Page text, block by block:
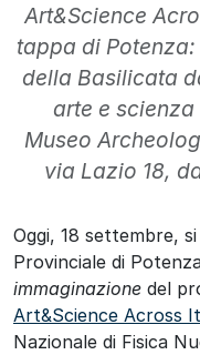
Art&Science
tappa di
della Basilicata
arte e
Museo
via Lazio 18,
Oggi, 18 settembre,
Provinciale di
immaginazione del
Art&Science Across
Nazionale di Fisica